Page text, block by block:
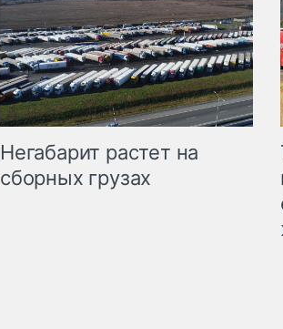
Негабарит растет на
сборных грузах